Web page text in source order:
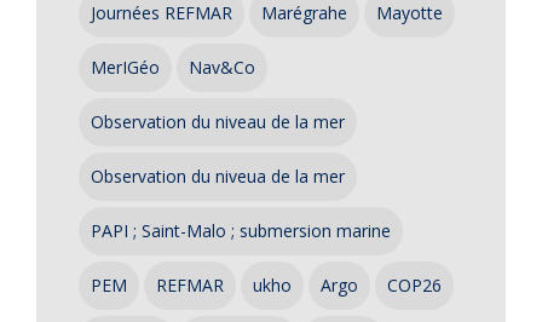
Journées REFMAR Marégrahe Mayotte
MerIGéo Nav&Co
Observation du niveau de la mer
Observation du niveua de la mer
PAPI ; Saint-Malo ; submersion marine
PEM REFMAR ukho Argo COP26